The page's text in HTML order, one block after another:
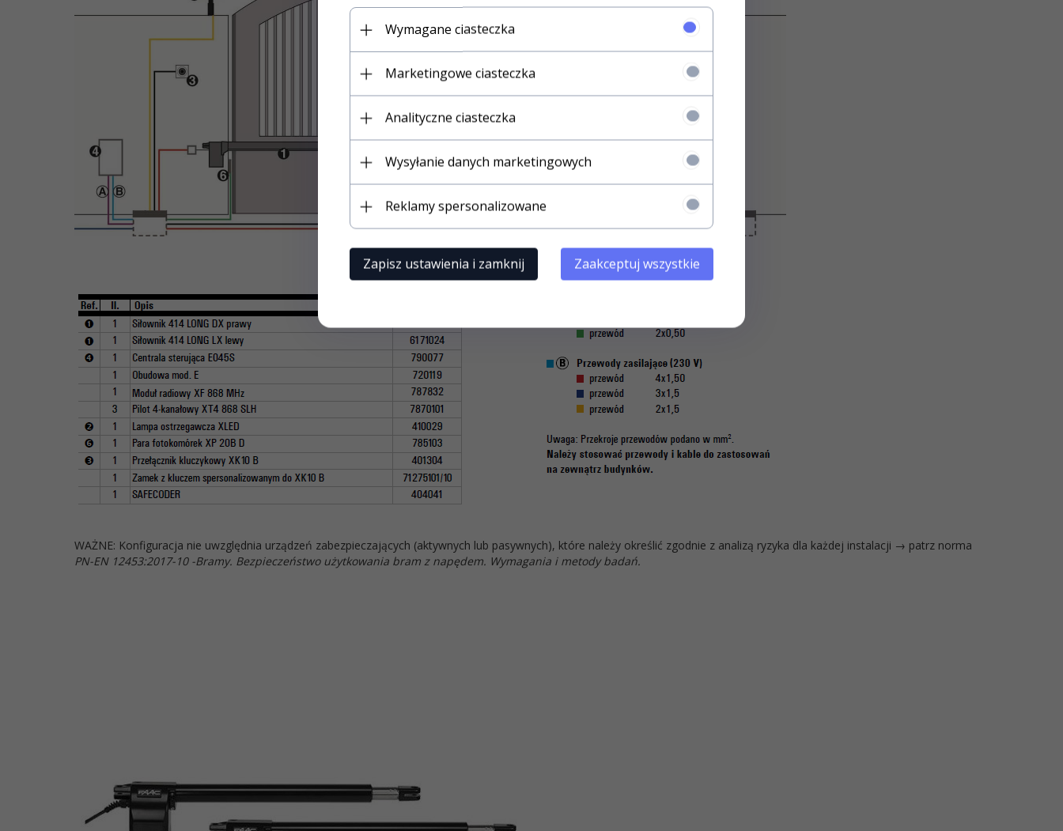
WAŻNE: Konfiguracja nie uwzględnia urządzeń zabezpieczających (aktywnych lub pasywnych), które należy określić zgodnie z analizą ryzyka dla każdej instalacji → patrz norma
PN-EN 12453:2017-10 -Bramy. Bezpieczeństwo użytkowania bram z napędem. Wymagania i metody badań.
Wymagane ciasteczka
Marketingowe ciasteczka
Analityczne ciasteczka
Wysyłanie danych marketingowych
Reklamy spersonalizowane
Zapisz ustawienia i zamknij Zaakceptuj wszystkie